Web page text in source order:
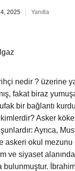
2025 Yanıtla
Ilgaz
nedir ? üzerine
fakat biraz
bir bağlantı
Asker
Ayrıca,
askeri okul mezunu
ve siyaset
bulunmuştur.